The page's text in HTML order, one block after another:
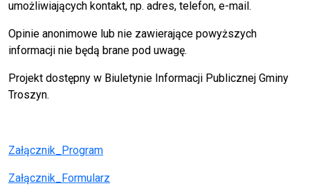
umożliwiających kontakt, np. adres, telefon, e-mail.
Opinie anonimowe lub nie zawierające powyższych
informacji nie będą brane pod uwagę.
Projekt dostępny w Biuletynie Informacji Publicznej Gminy
Troszyn.
Załącznik_Program
Załącznik_Formularz